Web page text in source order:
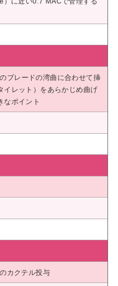
ブレードの湾曲に合わせて挿
イレット）をあらかじめ曲げ
なポイント
カクテル投与